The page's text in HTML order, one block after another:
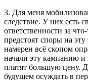
3. Для меня
следствие. У них есть
ответственности за
предстоят споры на
намерен всё скопом
начали эту кампанию и
платят большую цену.
будущем осуждать в